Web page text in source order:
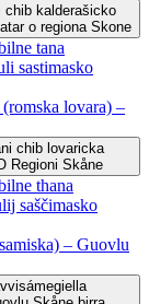
chib kalderašicko
o regiona Skone
tana
sastimasko
lovara) –
chib lovaricka
Regioni Skåne
thana
saščimasko
– Guovlu